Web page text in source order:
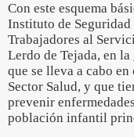
Con este esquema
Instituto de
Trabajadores al
Lerdo de Tejada, en la
que se lleva a cabo
Sector Salud, y que
prevenir
población infantil